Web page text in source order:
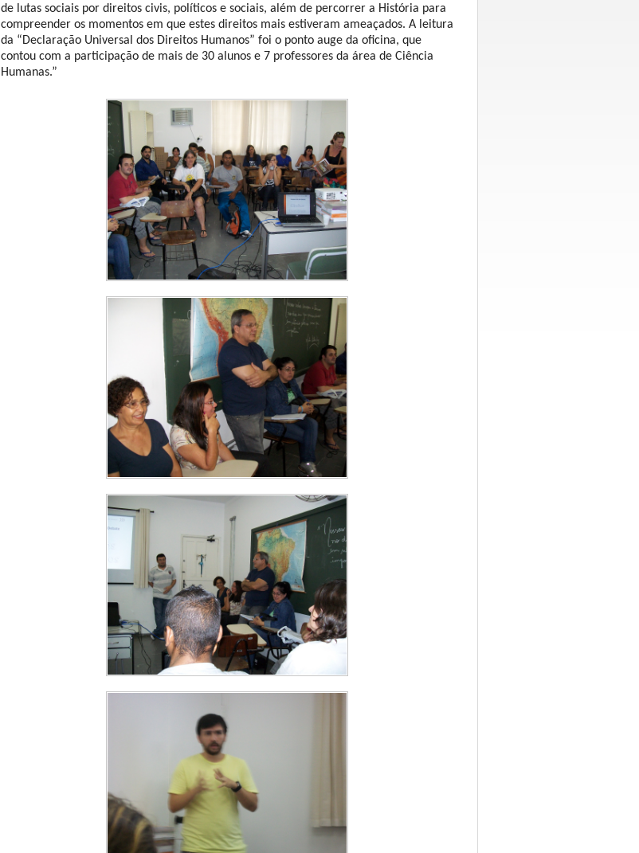
de lutas sociais por direitos civis, políticos e sociais, além de percorrer a História para
compreender os momentos em que estes direitos mais estiveram ameaçados. A leitura
da “Declaração Universal dos Direitos Humanos” foi o ponto auge da oficina, que
contou com a participação de mais de 30 alunos e 7 professores da área de Ciência
Humanas.”